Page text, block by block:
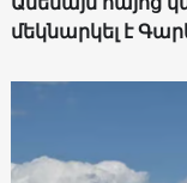
մեկնարկել է